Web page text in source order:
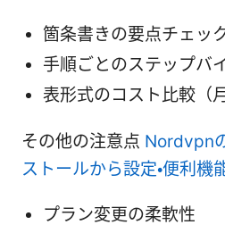
箇条書きの要点チェッ
手順ごとのステップバ
表形式のコスト比較（
その他の注意点 Nordvpn
ストールから設定・便利機
プラン変更の柔軟性